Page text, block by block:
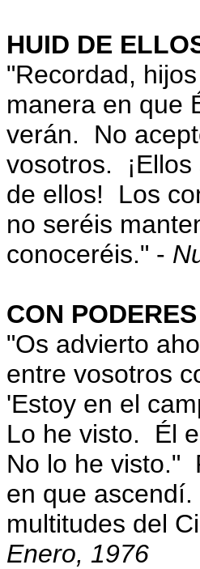
HUID DE
"Recordad,
manera en que
verán. No
vosotros.
de ellos! Los
no seréis
conoceréis." -
CON
"Os advierto
entre vosotros
'Estoy en el
Lo he visto. Él
No lo he visto."
en que
multitudes del
Enero, 1976